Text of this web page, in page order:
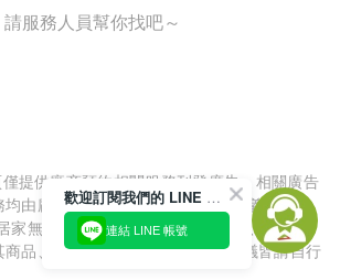
請服務人員幫你找吧～
提供廠商預約相關服務刊登廣告，相關廣告
由廠商自行提供，與信義房屋/信義居家無
家無法擔保廠商廣告內容的正確性、可信度
品、服務品質負責，所生任何爭議皆請自行
歡迎訂閱我們的 LINE 官方帳號
連結 LINE 帳號